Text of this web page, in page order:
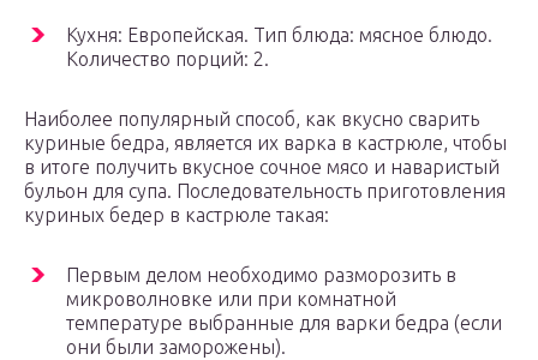
Кухня: Европейская. Тип блюда: мясное блюдо.
Количество порций: 2.
Наиболее популярный способ, как вкусно сварить
куриные бедра, является их варка в кастрюле, чтобы
в итоге получить вкусное сочное мясо и наваристый
бульон для супа. Последовательность приготовления
куриных бедер в кастрюле такая:
Первым делом необходимо разморозить в
микроволновке или при комнатной
температуре выбранные для варки бедра (если
они были заморожены).